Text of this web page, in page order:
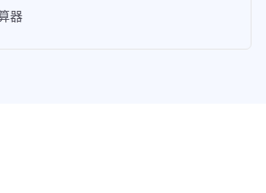
器